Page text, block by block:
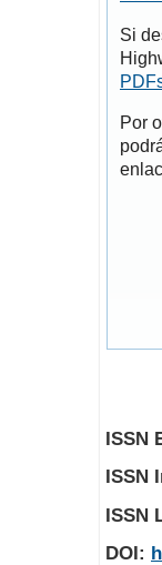
Si
Por
ISSN
ISSN
ISSN
DOI: